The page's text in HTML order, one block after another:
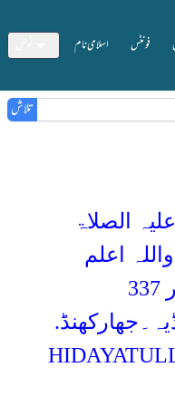
فونٹس اسلامی نام
تلاش
الصلاۃ
اعلم